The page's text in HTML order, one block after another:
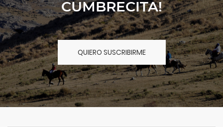
CUMBRECITA!
QUIERO SUSCRIBIRME